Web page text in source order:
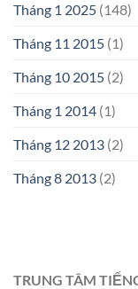
Tháng 1 2025 (148)
Tháng 11 2015 (1)
Tháng 10 2015 (2)
Tháng 1 2014 (1)
Tháng 12 2013 (2)
Tháng 8 2013 (2)
TRUNG TÂM